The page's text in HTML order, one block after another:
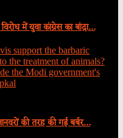
में युवा कांग्रेस का बांद्रा…
की तरह की गई बर्बर…